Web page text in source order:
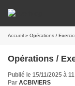
Accueil » Opérations /
Opérations /
Publié le 15/11/2025 à
Par ACBIVIERS